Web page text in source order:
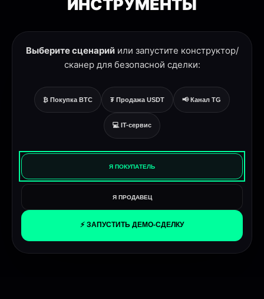
ИНСТРУМЕНТЫ
Выберите сценарийили запустите конструктор/
сканер для безопасной сделки:
₿ Покупка BTC ₮ Продажа USDT 📢 Канал TG
💻 IT-сервис
Я ПОКУПАТЕЛЬ
Я ПРОДАВЕЦ
⚡ ЗАПУСТИТЬ ДЕМО-СДЕЛКУ